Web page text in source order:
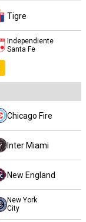
Tigre
Independiente
Santa Fe
Chicago Fire
Inter Miami
New England
New York
City